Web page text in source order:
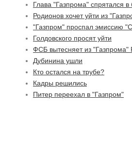
Глава "Газпрома" спрятался в
Родионов хочет уйти из
"Газпром" проспал эмиссию
Голдовского просят уйти
ФСБ вытесняет из "Газпрома"
Дубинина ушли
Кто остался на трубе?
Кадры решились
Питер переехал в "Газпром"